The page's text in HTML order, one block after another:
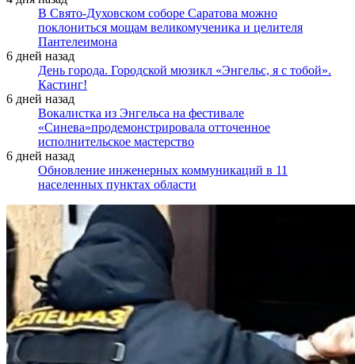
В Свято-Духовском соборе Саратова можно
поклониться мощам великомученика и целителя
Пантелеимона
6 дней назад
День города. Городской мюзикл «Энгельс, я с тобой».
Кастинг!
6 дней назад
Вокалистка из Энгельса на фестивале
«Синева»продемонстрировала отточенное
исполнительское мастерство
6 дней назад
Обновление инженерных коммуникаций в 11
населенных пунктах области